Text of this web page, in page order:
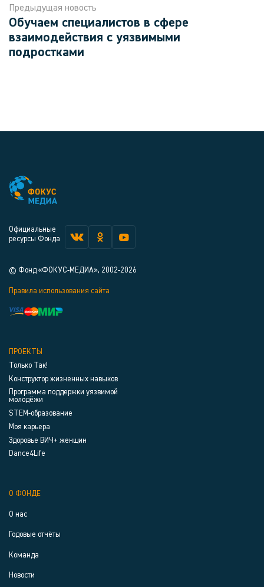
Предыдущая новость
Обучаем специалистов в сфере
взаимодействия с уязвимыми
подростками
Официальные
ресурсы Фонда
© Фонд «ФОКУС-МЕДИА», 2002-2026
Правила использования сайта
ПРОЕКТЫ
Только Так!
Конструктор жизненных навыков
Программа поддержки уязвимой
молодёжи
STEM-образование
Моя карьера
Здоровье ВИЧ+ женщин
Dance4Life
О ФОНДЕ
О нас
Годовые отчёты
Команда
Новости